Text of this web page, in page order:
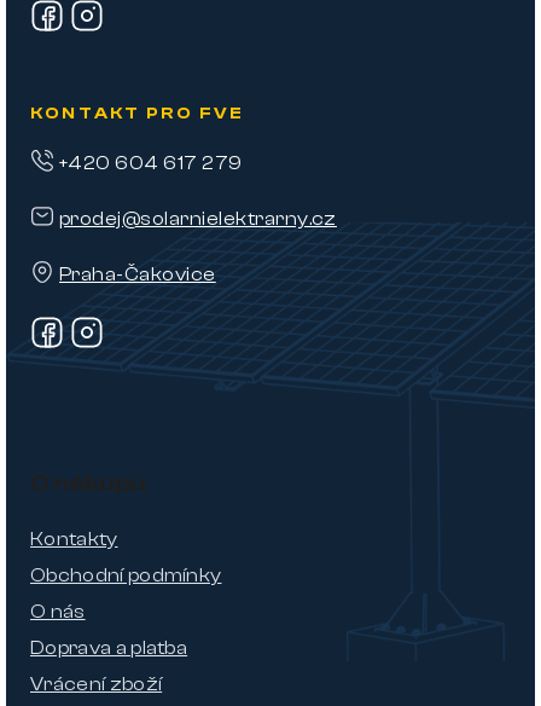
KONTAKT PRO FVE
prodej@solarnielektrarny.cz
Praha-Čakovice
+420 604 617 279
O nákupu
Kontakty
Obchodní podmínky
O nás
Doprava a platba
Vrácení zboží